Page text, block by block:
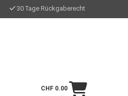
30 Tage Rückgaberecht
CHF 0.00